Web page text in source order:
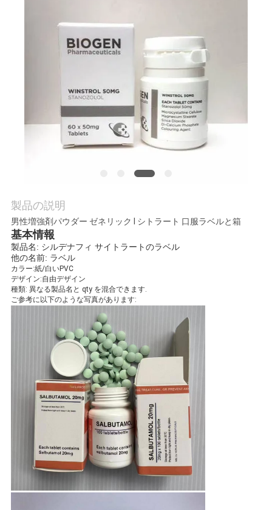
連
絡
し
な
さ
製品の説明
男性増強剤パウダー ゼネリック l シトラート 口服ラベルと箱
基本情報
製品名: シルデナフィ サイトラートのラベル
他の名前: ラベル
カラー:紙/白いPVC
デザイン:自由デザイン
種類: 異なる製品名と qty を混合できます.
ご参考に以下のような写真があります: